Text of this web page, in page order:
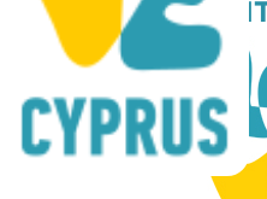
JAMIE OLIVER